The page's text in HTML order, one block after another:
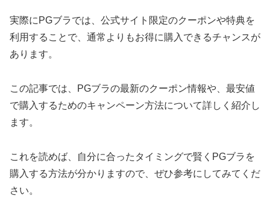
実際にPGブラでは、公式サイト限定のクーポンや特典を
利用することで、通常よりもお得に購入できるチャンスが
あります。
この記事では、PGブラの最新のクーポン情報や、最安値
で購入するためのキャンペーン方法について詳しく紹介し
ます。
これを読めば、自分に合ったタイミングで賢くPGブラを
購入する方法が分かりますので、ぜひ参考にしてみてくだ
さい。